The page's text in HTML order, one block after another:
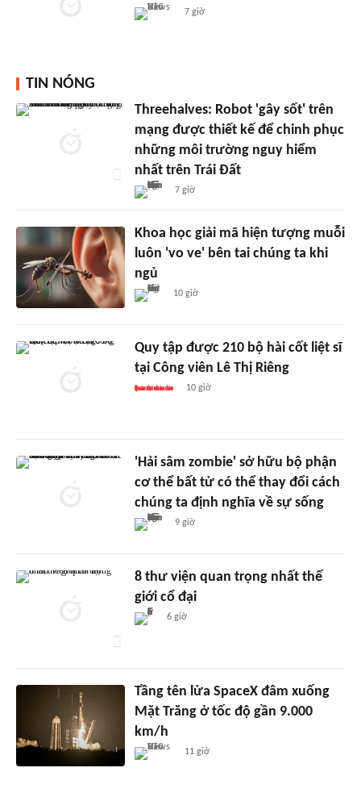
7 giờ
TIN NÓNG
Threehalves: Robot 'gây sốt' trên
mạng được thiết kế để chinh phục
những môi trường nguy hiểm
nhất trên Trái Đất
7 giờ
Khoa học giải mã hiện tượng muỗi
luôn 'vo ve' bên tai chúng ta khi
ngủ
10 giờ
Quy tập được 210 bộ hài cốt liệt sĩ
tại Công viên Lê Thị Riêng
10 giờ
'Hải sâm zombie' sở hữu bộ phận
cơ thể bất tử có thể thay đổi cách
chúng ta định nghĩa về sự sống
9 giờ
8 thư viện quan trọng nhất thế
giới cổ đại
6 giờ
Tầng tên lửa SpaceX đâm xuống
Mặt Trăng ở tốc độ gần 9.000
km/h
11 giờ